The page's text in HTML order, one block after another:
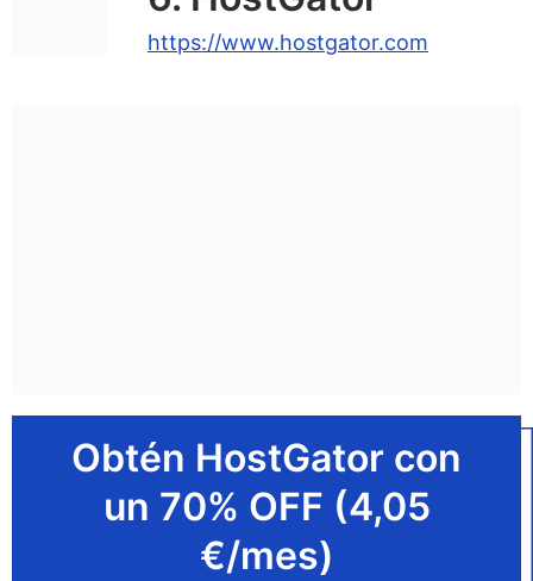
https://www.hostgator.com
Obtén HostGator con
un 70% OFF (4,05
€/mes)